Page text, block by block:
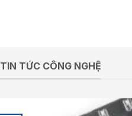
TIN TỨC CÔNG NGHỆ